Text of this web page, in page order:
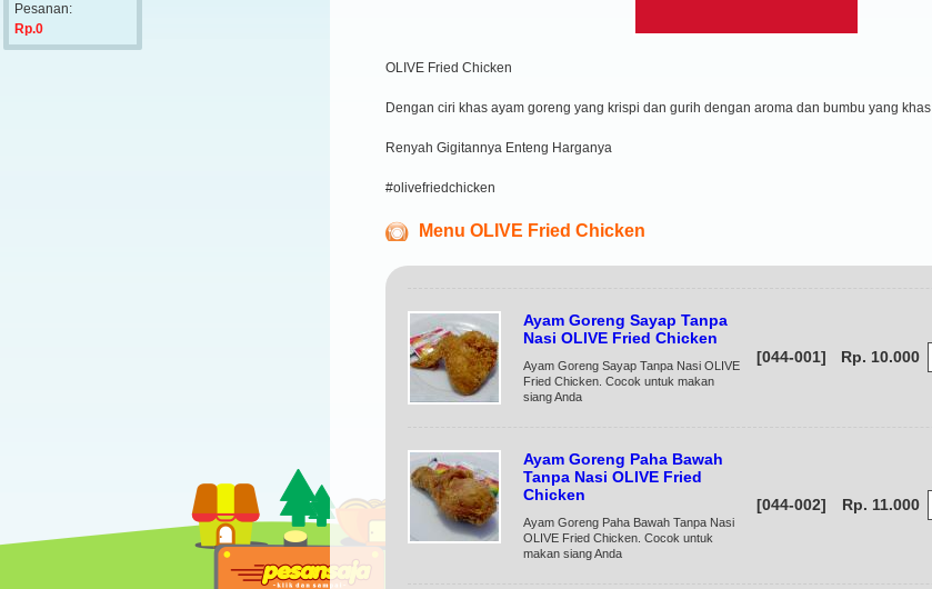
Pesanan:
Rp.0
OLIVE Fried Chicken
Dengan ciri khas ayam goreng yang krispi dan gurih dengan aroma dan bumbu yang khas
Renyah Gigitannya Enteng Harganya
#olivefriedchicken
Menu OLIVE Fried Chicken
Ayam Goreng Sayap Tanpa
Nasi OLIVE Fried Chicken
Ayam Goreng Sayap Tanpa Nasi OLIVE
Fried Chicken. Cocok untuk makan
siang Anda
[044-001] Rp. 10.000
Ayam Goreng Paha Bawah
Tanpa Nasi OLIVE Fried
Chicken
Ayam Goreng Paha Bawah Tanpa Nasi
OLIVE Fried Chicken. Cocok untuk
makan siang Anda
[044-002] Rp. 11.000